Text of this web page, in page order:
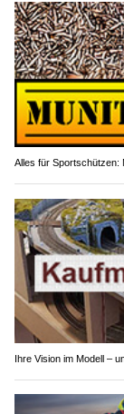
Alles für Sportschützen:
Ihre Vision im Modell –